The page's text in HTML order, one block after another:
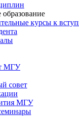
курсы к
МГУ
совет
МГУ